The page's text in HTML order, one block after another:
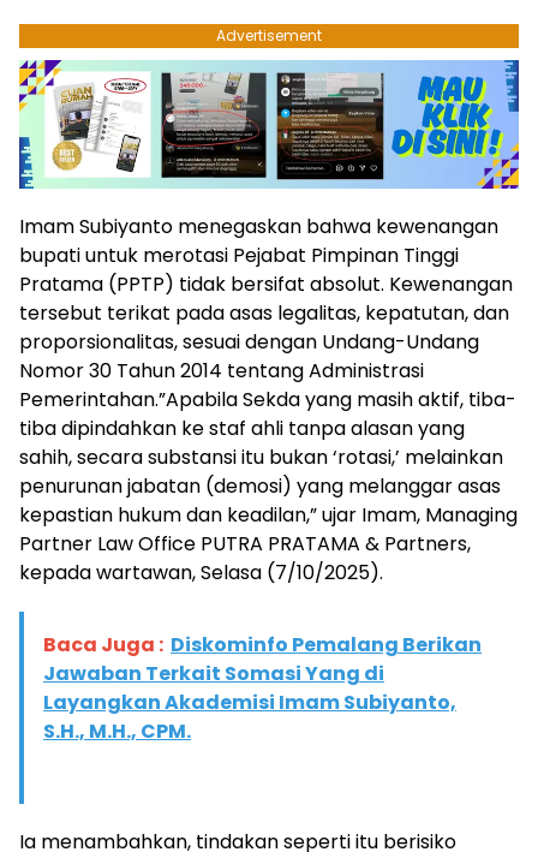
Advertisement
Imam Subiyanto menegaskan bahwa kewenangan
bupati untuk merotasi Pejabat Pimpinan Tinggi
Pratama (PPTP) tidak bersifat absolut. Kewenangan
tersebut terikat pada asas legalitas, kepatutan, dan
proporsionalitas, sesuai dengan Undang-Undang
Nomor 30 Tahun 2014 tentang Administrasi
Pemerintahan.”Apabila Sekda yang masih aktif, tiba-
tiba dipindahkan ke staf ahli tanpa alasan yang
sahih, secara substansi itu bukan ‘rotasi,’ melainkan
penurunan jabatan (demosi) yang melanggar asas
kepastian hukum dan keadilan,” ujar Imam, Managing
Partner Law Office PUTRA PRATAMA & Partners,
kepada wartawan, Selasa (7/10/2025).
Baca Juga : Diskominfo Pemalang Berikan
Jawaban Terkait Somasi Yang di
Layangkan Akademisi Imam Subiyanto,
S.H., M.H., CPM.
Ia menambahkan, tindakan seperti itu berisiko